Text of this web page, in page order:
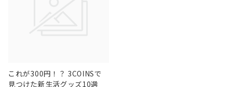
これが300円！？ 3COINSで
見つけた新生活グッズ10選